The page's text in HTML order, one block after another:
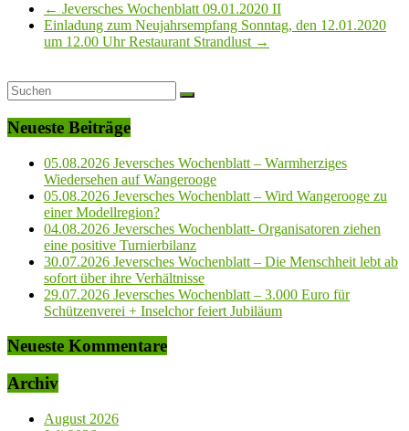
← Jeversches Wochenblatt 09.01.2020 II
Einladung zum Neujahrsempfang Sonntag, den 12.01.2020
um 12.00 Uhr Restaurant Strandlust →
Neueste Beiträge
05.08.2026 Jeversches Wochenblatt – Warmherziges
Wiedersehen auf Wangerooge
05.08.2026 Jeversches Wochenblatt – Wird Wangerooge zu
einer Modellregion?
04.08.2026 Jeversches Wochenblatt- Organisatoren ziehen
eine positive Turnierbilanz
30.07.2026 Jeversches Wochenblatt – Die Menschheit lebt ab
sofort über ihre Verhältnisse
29.07.2026 Jeversches Wochenblatt – 3.000 Euro für
Schützenverei + Inselchor feiert Jubiläum
Neueste Kommentare
Archiv
August 2026